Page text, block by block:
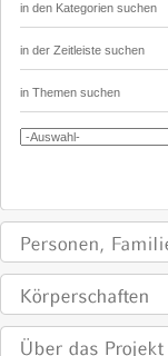
in den Kategorien suchen
in der Zeitleiste suchen
in Themen suchen